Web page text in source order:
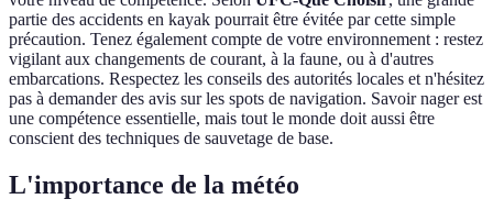
partie des accidents en kayak pourrait être évitée par cette simple
précaution. Tenez également compte de votre environnement : restez
vigilant aux changements de courant, à la faune, ou à d'autres
embarcations. Respectez les conseils des autorités locales et n'hésitez
pas à demander des avis sur les spots de navigation. Savoir nager est
une compétence essentielle, mais tout le monde doit aussi être
conscient des techniques de sauvetage de base.
L'importance de la météo